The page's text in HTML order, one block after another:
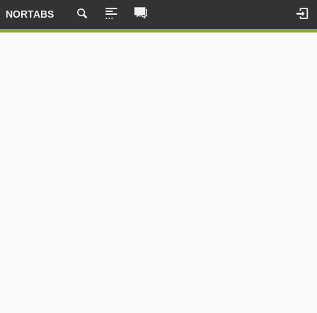
NORTABS